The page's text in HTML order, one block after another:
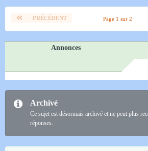
PRÉCÉDENT Page 1 sur 2
Annonces
Archivé
Ce sujet est désormais archivé et ne peut plus
réponses.